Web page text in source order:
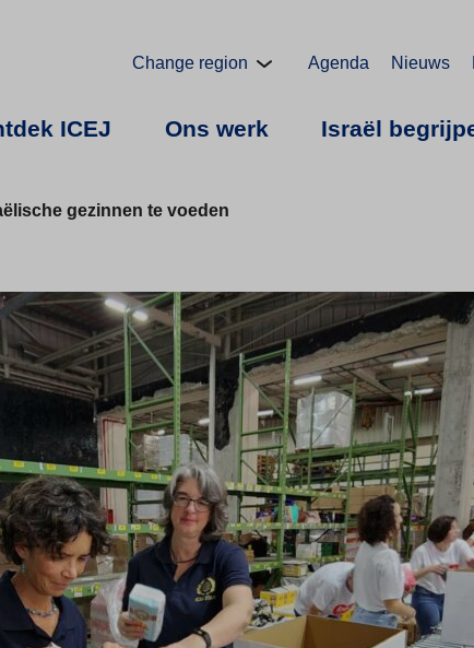
Change region Agenda Nieuws
ICEJ Ons werk Israël
gezinnen te voeden